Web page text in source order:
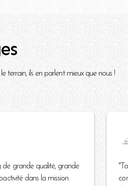
terrain, ils en parlent mieux que nous !
grande qualité, grande
dans la mission.